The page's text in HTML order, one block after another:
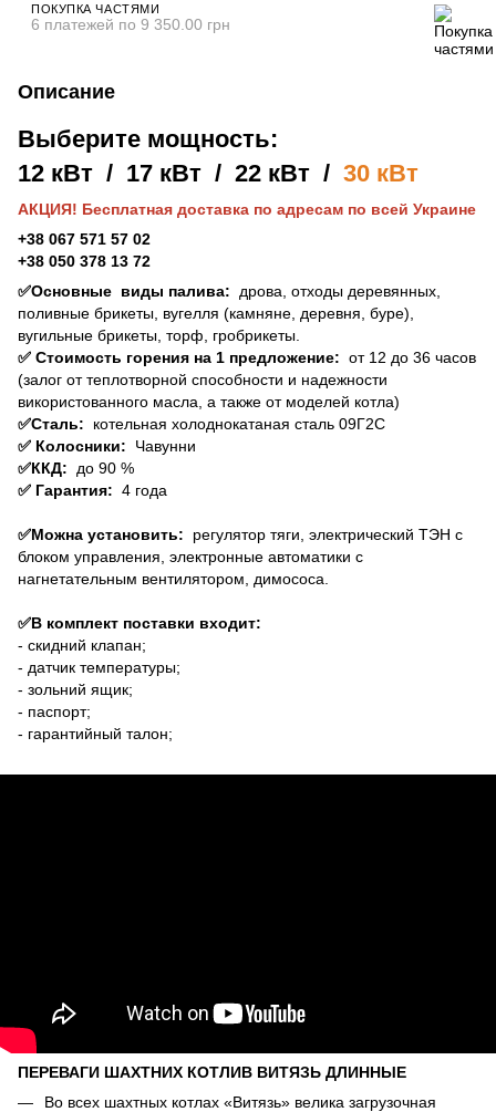
ПОКУПКА ЧАСТЯМИ
6 платежей по 9 350.00 грн
Описание
Выберите мощность:
12 кВт / 17 кВт / 22 кВт / 30 кВт
АКЦИЯ! Бесплатная доставка по адресам по всей Украине
+38 067 571 57 02
+38 050 378 13 72
✅Основные виды палива: дрова, отходы деревянных,
поливные брикеты, вугелля (камняне, деревня, буре),
вугильные брикеты, торф, гробрикеты.
✅ Стоимость горения на 1 предложение: от 12 до 36 часов
(залог от теплотворной способности и надежности
використованного масла, а также от моделей котла)
✅Сталь:
котельная холоднокатаная сталь 09Г2С
✅ Колосники: Чавунни
✅ККД: до 90 %
✅ Гарантия: 4 года
✅Можна установить: регулятор тяги, электрический ТЭН с
блоком управления, электронные автоматики с
нагнетательным вентилятором, димососа.
✅В комплект поставки входит:
- скидний клапан;
- датчик температуры;
- зольний ящик;
- паспорт;
- гарантийный талон;
ПЕРЕВАГИ ШАХТНИХ КОТЛИВ ВИТЯЗЬ ДЛИННЫЕ
Во всех шахтных котлах «Витязь» велика загрузочная